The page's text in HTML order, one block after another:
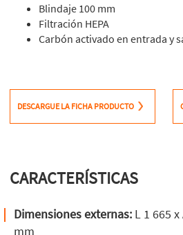
Blindaje 100 mm
Filtración HEPA
Carbón activado en entrada y
DESCARGUE LA FICHA PRODUCTO
CARACTERÍSTICAS
Dimensiones externas: L 1 665
mm